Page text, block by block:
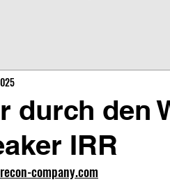
durch den
IRR
company.com